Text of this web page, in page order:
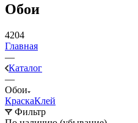
Обои
4204
Главная
—
Каталог
—
Обои
КраскаКлей
Фильтр